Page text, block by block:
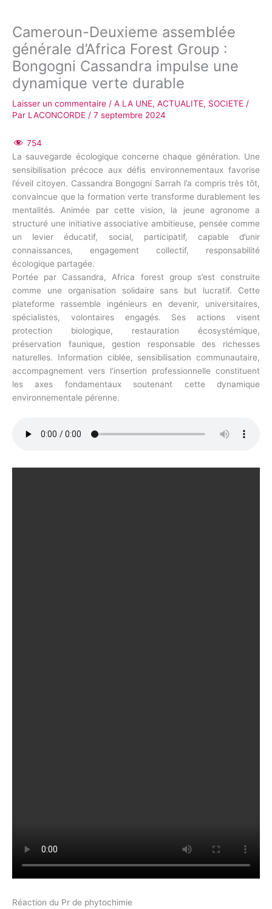
Cameroun-Deuxieme assemblée
générale d’Africa Forest Group :
Bongogni Cassandra impulse une
dynamique verte durable
Laisser un commentaire / A LA UNE, ACTUALITE, SOCIETE /
Par LACONCORDE / 7 septembre 2024
754
La sauvegarde écologique concerne chaque génération. Une
sensibilisation précoce aux défis environnementaux favorise
l’éveil citoyen. Cassandra Bongogni Sarrah l’a compris très tôt,
convaincue que la formation verte transforme durablement les
mentalités. Animée par cette vision, la jeune agronome a
structuré une initiative associative ambitieuse, pensée comme
un levier éducatif, social, participatif, capable d’unir
connaissances, engagement collectif, responsabilité
écologique partagée.
Portée par Cassandra, Africa forest group s’est construite
comme une organisation solidaire sans but lucratif. Cette
plateforme rassemble ingénieurs en devenir, universitaires,
spécialistes, volontaires engagés. Ses actions visent
protection biologique, restauration écosystémique,
préservation faunique, gestion responsable des richesses
naturelles. Information ciblée, sensibilisation communautaire,
accompagnement vers l’insertion professionnelle constituent
les axes fondamentaux soutenant cette dynamique
environnementale pérenne.
Réaction du Pr de phytochimie